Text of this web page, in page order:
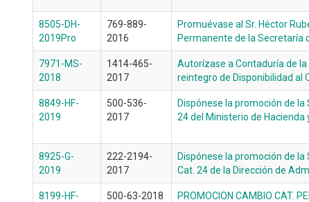
8505-DH-
2019Pro
769-889-
2016
Promuévase al Sr. Héctor
Permanente de la Secretaría
7971-MS-
2018
1414-465-
2017
Autorízase a Contaduría de
reintegro de Disponibilidad al
8849-HF-
2019
500-536-
2017
Dispónese la promoción de la
24 del Ministerio de Hacienda
8925-G-
2019
222-2194-
2017
Dispónese la promoción de
Cat. 24 de la Dirección de
8199-HF- 500-63-2018
PROMOCION CAMBIO CAT.